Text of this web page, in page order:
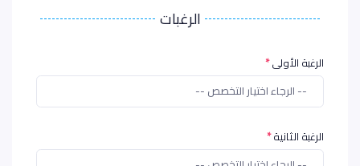
الرغبات
الرغبة الأولى
-- الرجاء اختيار التخصص --
الرغبة الثانية